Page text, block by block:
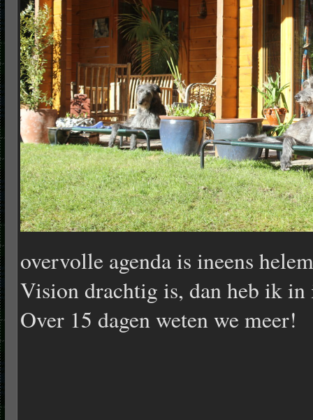
overvolle agenda is ineens
Vision drachtig is, dan heb ik in
Over 15 dagen weten we meer!